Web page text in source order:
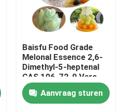
Baisfu Food Grade
Melonal Essence 2,6-
Dimethyl-5-heptenal
CAS 106-72-9 Vers
meloenaroma voor
drank en dagelijkse
geur
Aanvraag sturen